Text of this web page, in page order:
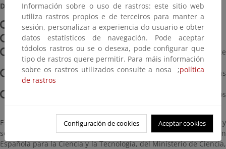
Detalles prácticos:
Horarios:11:00h y 12:30h
Duración:90 minutos
Reservas:Se deben realizar a través del siguiente
formulario.
Las plazas se asignarán por orden de recepción de las
solicitudes.
El equipo de reservas se pondrá en contacto contigo en los
Estas actividades forman parte del proyecto "El Jardín Accesible" y
son totalmente gratuitas gracias a la colaboración de la Fundación
Española para la Ciencia y la Tecnología, del Ministerio de Ciencia,
Información sobre o uso de rastros: este sitio web
utiliza rastros propios e de terceiros para manter a
sesión, personalizar a experiencia do usuario e obter
datos estatísticos de navegación. Pode aceptar
tódolos rastros ou se o desexa, pode configurar que
tipo de rastros quere permitir. Para máis información
sobre os rastros utilizados consulte a nosa ;política
de rastros
Configuración de cookies Aceptar cookies